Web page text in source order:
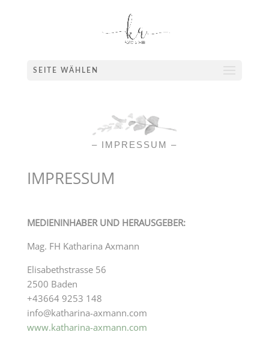
SEITE WÄHLEN
– IMPRESSUM –
IMPRESSUM
ME­DI­EN­IN­HA­BER UND HERAUSGEBER:
Mag. FH Katharina Axmann
Elisabethstrasse 56
2500 Baden
+43664 9253 148
info@katharina-axmann.com
www.katharina-axmann.com